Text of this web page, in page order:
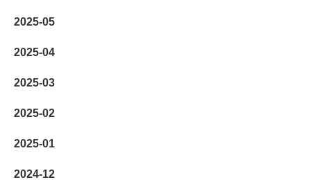
2025-05
2025-04
2025-03
2025-02
2025-01
2024-12